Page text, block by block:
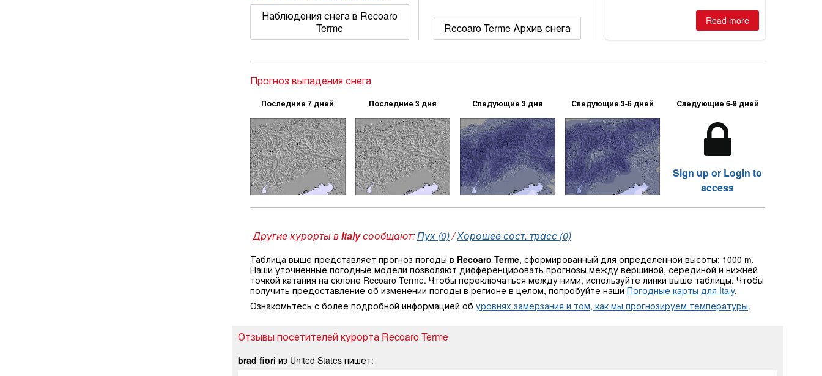
Наблюдения снега в Recoaro
Terme
Recoaro Terme Архив снега
Read more
Прогноз выпадения снега
Последние 7 дней Последние 3 дня Следующие 3 дня Следующие 3-6 дней Следующие 6-9 дней
Sign up or Login to
access
Другие курорты вItalyсообщают:Пух (0)/Хорошее сост. трасс (0)
Таблица выше представляет прогноз погоды в Recoaro Terme, сформированный для определенной высоты: 1000 m.
Наши уточненные погодные модели позволяют дифференцировать прогнозы между вершиной, серединой и нижней
точкой катания на склоне Recoaro Terme. Чтобы переключаться между ними, используйте линки выше таблицы. Чтобы
получить предоставление об изменении погоды в регионе в целом, попробуйте наши Погодные карты для Italy.
Ознакомьтесь с более подробной информацией об уровнях замерзания и том, как мы прогнозируем температуры.
Отзывы посетителей курорта Recoaro Terme
brad fiori из United States пишет: